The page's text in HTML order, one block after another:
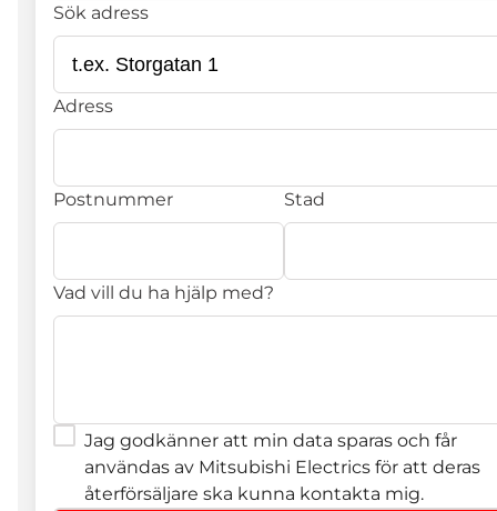
Sök adress
Adress
Postnummer Stad
Vad vill du ha hjälp med?
Jag godkänner att min data sparas och får
användas av Mitsubishi Electrics för att deras
återförsäljare ska kunna kontakta mig.